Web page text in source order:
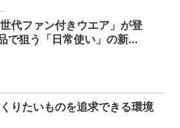
代ファン付きウエア」が登
狙う「日常使い」の新...
くりたいものを追求できる環境